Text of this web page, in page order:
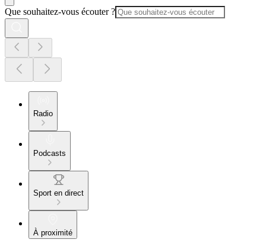
Que souhaitez-vous écouter ?
Radio
Podcasts
Sport en direct
À proximité